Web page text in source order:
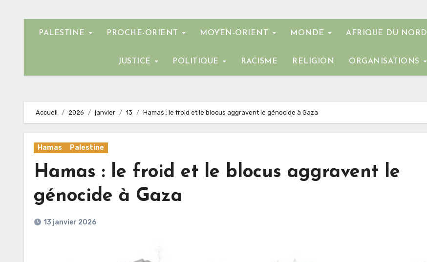
PALESTINE PROCHE-ORIENT MOYEN-ORIENT MONDE AFRIQUE DU NORD
JUSTICE POLITIQUE RACISME RELIGION ORGANISATIONS
Accueil 2026 janvier 13 Hamas : le froid et le blocus aggravent le génocide à Gaza
Hamas Palestine
Hamas : le froid et le blocus aggravent le
génocide à Gaza
13 janvier 2026